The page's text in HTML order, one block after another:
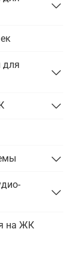
для
на ЖК